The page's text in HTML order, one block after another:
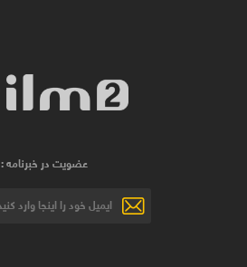
عضویت در خبرنامه :